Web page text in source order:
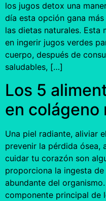
los jugos detox una
día esta opción gana
las dietas naturales.
en ingerir jugos verdes
cuerpo, después de
saludables, […]
Los 5
en colágeno
Una piel radiante, aliviar
prevenir la pérdida ósea,
cuidar tu corazón son
proporciona la ingesta
abundante del
componente principal de